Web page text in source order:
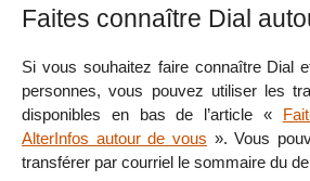
Faites connaître Dial
Si vous souhaitez faire connaître Dial
personnes, vous pouvez utiliser les
disponibles en bas de l’article «
AlterInfos autour de vous ». Vous
transférer par courriel le sommaire du